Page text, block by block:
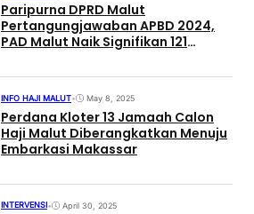
Paripurna DPRD Malut
Pertangungjawaban APBD 2024,
PAD Malut Naik Signifikan 121
INFO HAJI MALUT• May 8, 2025
Perdana Kloter 13 Jamaah Calon
Haji Malut Diberangkatkan Menuju
Embarkasi Makassar
INTERVENSI • April 30, 2025